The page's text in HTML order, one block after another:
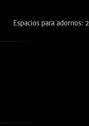
Espacios para adornos: 2